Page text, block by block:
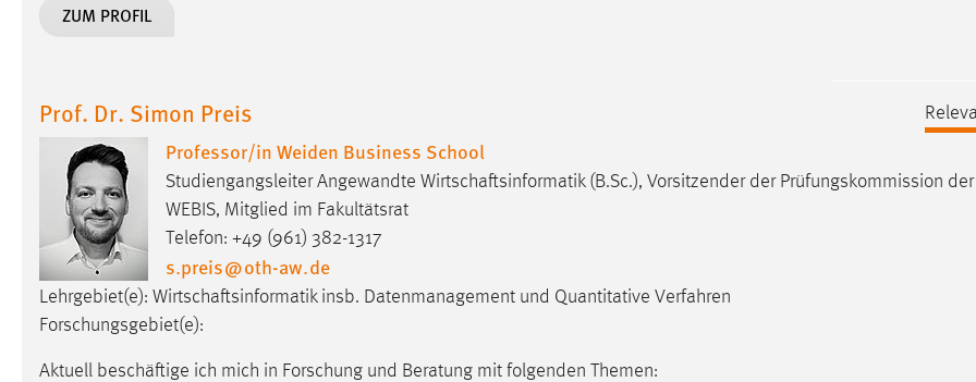
ZUM PROFIL
Prof. Dr. Simon Preis
Professor/in Weiden Business School
Studiengangsleiter Angewandte Wirtschaftsinformatik (B.Sc.), Vorsitzender der Prüfungskommission
WEBIS, Mitglied im Fakultätsrat
Telefon: +49 (961) 382-1317
s.preis@oth-aw.de
Lehrgebiet(e): Wirtschaftsinformatik insb. Datenmanagement und Quantitative Verfahren
Forschungsgebiet(e):
Aktuell beschäftige ich mich in Forschung und Beratung mit folgenden Themen:
Zweck:
Sprachpräferenz
Name: site-language-preference
Zweck:
Das Cookie speichert die gewählte
Sprache der Website.
Cookie Laufzeit: 30 Tage